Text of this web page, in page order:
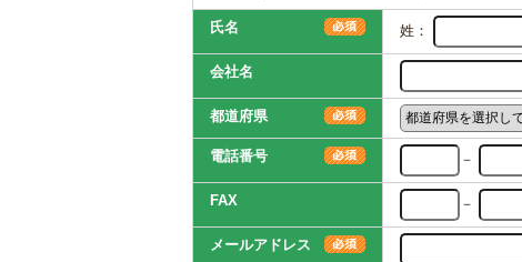
氏名 姓：
会社名
都道府県
電話番号 －
FAX －
メールアドレス